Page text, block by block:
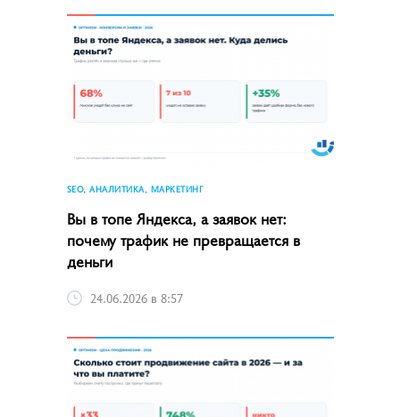
SEO, АНАЛИТИКА, МАРКЕТИНГ
Вы в топе Яндекса, а заявок нет:
почему трафик не превращается в
деньги
24.06.2026 в 8:57